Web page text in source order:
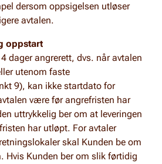
dersom oppsigelsen utløser
avtalen.
oppstart
dager angrerett, dvs. når avtalen
utenom faste
9), kan ikke startdato for
være før angrefristen har
uttrykkelig ber om at leveringen
har utløpt. For avtaler
skal Kunden be om
Hvis Kunden ber om slik førtidig